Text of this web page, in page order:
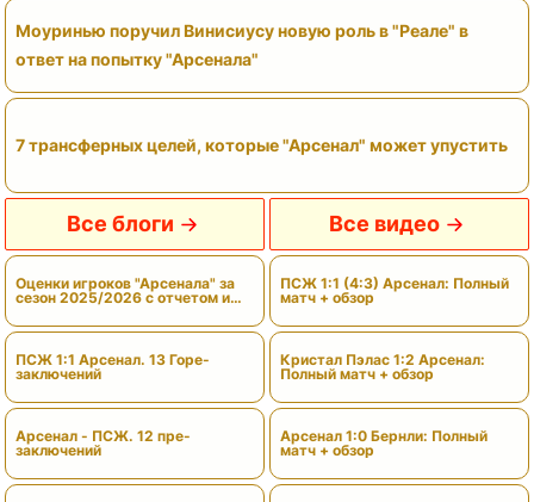
Моуринью поручил Винисиусу новую роль в "Реале" в
ответ на попытку "Арсенала"
7 трансферных целей, которые "Арсенал" может упустить
Все блоги
Оценки игроков "Арсенала" за
сезон 2025/2026 с отчетом и
ПСЖ 1:1 Арсенал. 13 Горе-
заключений
Арсенал - ПСЖ. 12 пре-
заключений
Все видео
ПСЖ 1:1 (4:3) Арсенал: Полный
матч + обзор
Кристал Пэлас 1:2 Арсенал:
Полный матч + обзор
Арсенал 1:0 Бернли: Полный
матч + обзор